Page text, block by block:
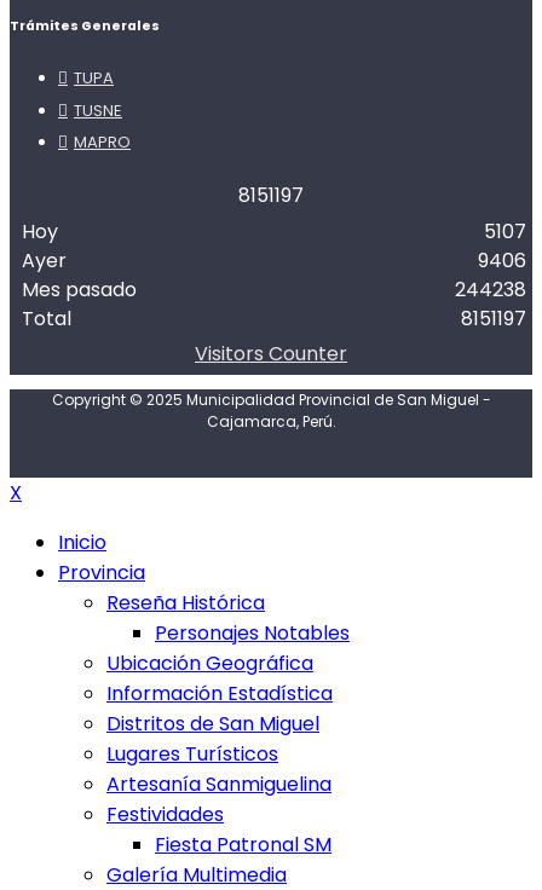
Trámites Generales
TUPA
TUSNE
MAPRO
8151197
Hoy
Ayer
Mes pasado
Total
5107
9406
244238
8151197
Visitors Counter
Copyright © 2025 Municipalidad Provincial de San Miguel -
Cajamarca, Perú.
X
Inicio
Provincia
Reseña Histórica
Personajes Notables
Ubicación Geográfica
Información Estadística
Distritos de San Miguel
Lugares Turísticos
Artesanía Sanmiguelina
Festividades
Fiesta Patronal SM
Galería Multimedia